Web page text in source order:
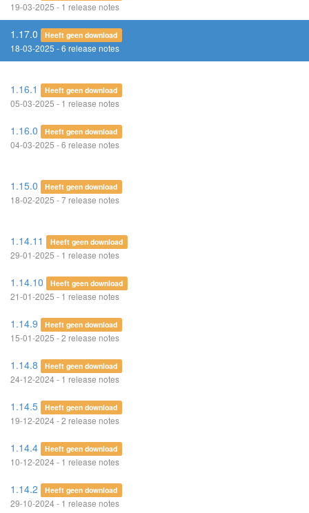
19-03-2025 - 1 release notes
1.17.0 Heeft geen download
18-03-2025 - 6 release notes
1.16.1 Heeft geen download
05-03-2025 - 1 release notes
1.16.0 Heeft geen download
04-03-2025 - 6 release notes
1.15.0 Heeft geen download
18-02-2025 - 7 release notes
1.14.11 Heeft geen download
29-01-2025 - 1 release notes
1.14.10 Heeft geen download
21-01-2025 - 1 release notes
1.14.9 Heeft geen download
15-01-2025 - 2 release notes
1.14.8 Heeft geen download
24-12-2024 - 1 release notes
1.14.5 Heeft geen download
19-12-2024 - 2 release notes
1.14.4 Heeft geen download
10-12-2024 - 1 release notes
1.14.2 Heeft geen download
29-10-2024 - 1 release notes